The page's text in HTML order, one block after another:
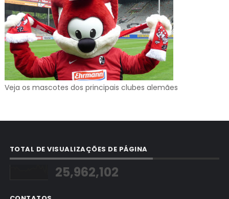
Veja os mascotes dos principais clubes alemães
TOTAL DE VISUALIZAÇÕES DE PÁGINA
25,962,102